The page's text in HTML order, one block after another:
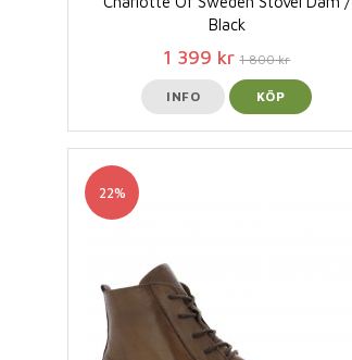
Black
1 399 kr 1 800 kr
INFO KÖP
22%